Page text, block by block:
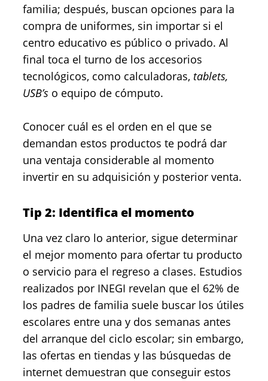
familia; después, buscan opciones para la
compra de uniformes, sin importar si el
centro educativo es público o privado. Al
final toca el turno de los accesorios
tecnológicos, como calculadoras, tablets,
USB’s o equipo de cómputo.
Conocer cuál es el orden en el que se
demandan estos productos te podrá dar
una ventaja considerable al momento
invertir en su adquisición y posterior venta.
Tip 2: Identifica el momento
Una vez claro lo anterior, sigue determinar
el mejor momento para ofertar tu producto
o servicio para el regreso a clases. Estudios
realizados por INEGI revelan que el 62% de
los padres de familia suele buscar los útiles
escolares entre una y dos semanas antes
del arranque del ciclo escolar; sin embargo,
las ofertas en tiendas y las búsquedas de
internet demuestran que conseguir estos